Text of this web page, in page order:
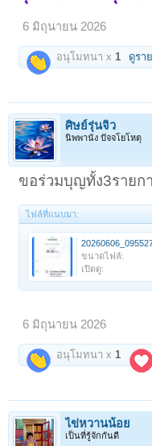
6 มิถุนายน 2026
อนุโมทนา x 1 ดูรา
ศิษย์รุ่นจิ๋ว
นิพพานัง ปัจจโยโหตุ
ขอร่วมบุญทั้ง3รายก
ไฟล์ที่แนบมา:
ขนาดไฟล์:
เปิดดู:
6 มิถุนายน 2026
อนุโมทนา x 1
ไข่หวานน้อย
เป็นที่รู้จักกันดี